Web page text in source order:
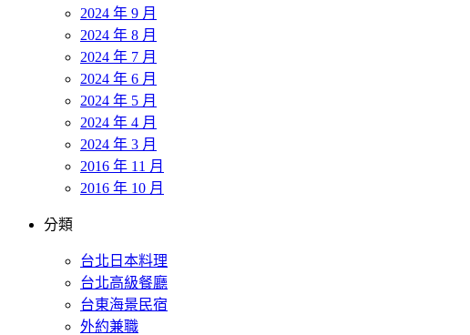
2024 年 9 月
2024 年 8 月
2024 年 7 月
2024 年 6 月
2024 年 5 月
2024 年 4 月
2024 年 3 月
2016 年 11 月
2016 年 10 月
分類
台北日本料理
台北高級餐廳
台東海景民宿
外約兼職